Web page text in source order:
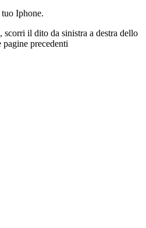
Iphone.
il dito da sinistra a destra dello
pagine precedenti